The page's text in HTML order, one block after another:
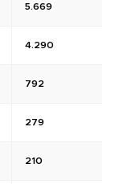
5.669
4.290
792
279
210